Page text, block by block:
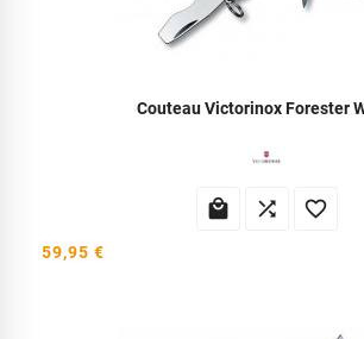
Couteau Victorinox Forester
  
59,95 €